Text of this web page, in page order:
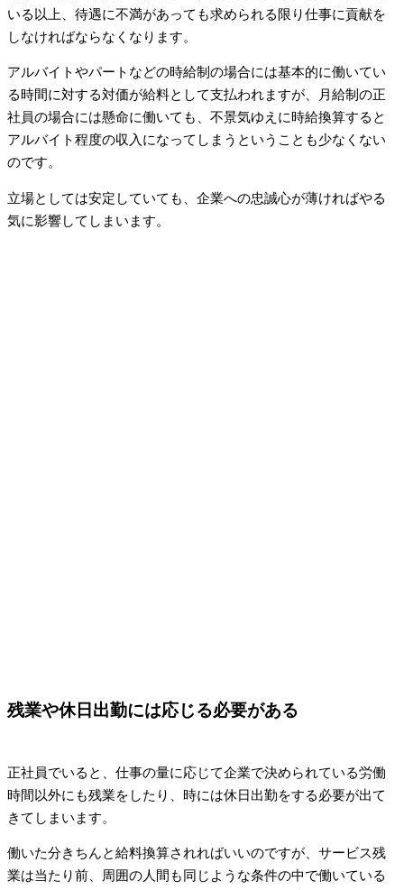
いる以上、待遇に不満があっても求められる限り仕事に貢献を
しなければならなくなります。
アルバイトやパートなどの時給制の場合には基本的に働いてい
る時間に対する対価が給料として支払われますが、月給制の正
社員の場合には懸命に働いても、不景気ゆえに時給換算すると
アルバイト程度の収入になってしまうということも少なくない
のです。
立場としては安定していても、企業への忠誠心が薄ければやる
気に影響してしまいます。
残業や休日出勤には応じる必要がある
正社員でいると、仕事の量に応じて企業で決められている労働
時間以外にも残業をしたり、時には休日出勤をする必要が出て
きてしまいます。
働いた分きちんと給料換算されればいいのですが、サービス残
業は当たり前、周囲の人間も同じような条件の中で働いている